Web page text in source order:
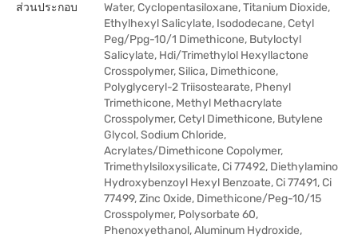
ส่วนประกอบ
Water, Cyclopentasiloxane, Titanium Dioxide,
Ethylhexyl Salicylate, Isododecane, Cetyl
Peg/Ppg-10/1 Dimethicone, Butyloctyl
Salicylate, Hdi/Trimethylol Hexyllactone
Crosspolymer, Silica, Dimethicone,
Polyglyceryl-2 Triisostearate, Phenyl
Trimethicone, Methyl Methacrylate
Crosspolymer, Cetyl Dimethicone, Butylene
Glycol, Sodium Chloride,
Acrylates/Dimethicone Copolymer,
Trimethylsiloxysilicate, Ci 77492, Diethylamino
Hydroxybenzoyl Hexyl Benzoate, Ci 77491, Ci
77499, Zinc Oxide, Dimethicone/Peg-10/15
Crosspolymer, Polysorbate 60,
Phenoxyethanol, Aluminum Hydroxide,